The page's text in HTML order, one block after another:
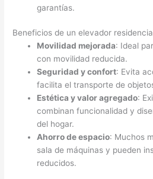
garantías.
Beneficios de un elevador
Movilidad mejorada: Ideal
con movilidad reducida.
Seguridad y confort: Evita
facilita el transporte de
Estética y valor agregado:
combinan funcionalidad y
del hogar.
Ahorro de espacio: Muchos
sala de máquinas y pueden
reducidos.